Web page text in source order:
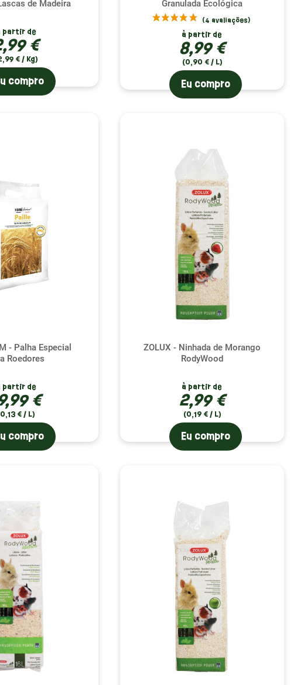
de Madeira
partir de
€
€ / Kg)
compro
Granulada Ecológica
à partir de
8,99 €
(0,90 € / L)
Eu compro
- Palha Especial
Roedores
partir de
€
€ / L)
compro
ZOLUX - Ninhada de Morango
RodyWood
à partir de
2,99 €
(0,19 € / L)
Eu compro